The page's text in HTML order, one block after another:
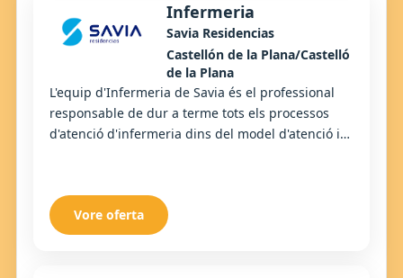
Infermeria
Savia Residencias
Castellón de la Plana/Castelló
de la Plana
L'equip d'Infermeria de Savia és el professional
responsable de dur a terme tots els processos
d'atenció d'infermeria dins del model d'atenció i
Vore oferta